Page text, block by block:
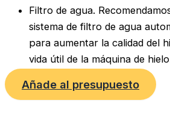
Filtro de agua.
sistema de filtro de agua
para aumentar la calidad del
vida útil de la máquina de
Añade al presupuesto